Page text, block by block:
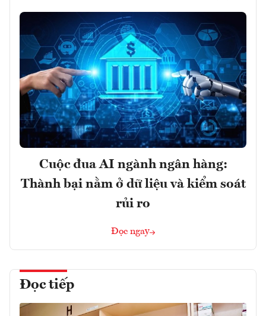
Cuộc đua AI ngành ngân hàng:
Thành bại nằm ở dữ liệu và kiểm soát
rủi ro
Đọc ngay
Đọc tiếp